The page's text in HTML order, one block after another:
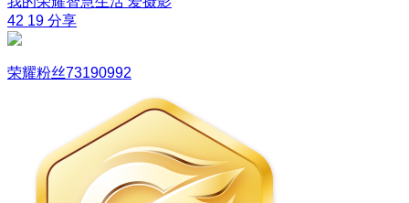
42 19 分享
荣耀粉丝73190992